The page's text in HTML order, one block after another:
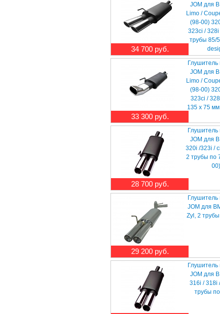
34 700 руб.
JOM для
Limo /
(98-00)
323ci /
трубы 85/
33 300 руб.
JOM для
Limo /
(98-00)
323ci /
135 x 75
28 700 руб.
JOM для
320i /323i /
2 трубы по
00)
29 200 руб.
JOM для
Zyl, 2
JOM для
316i / 318i
трубы